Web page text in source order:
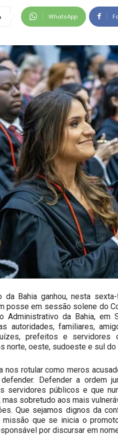
WhatsApp
da Bahia ganhou, nesta
posse em sessão solene do
Administrativo da Bahia,
autoridades, familiares,
prefeitos e servidores
norte, oeste, sudoeste e sul do
nos rotular como meros
Defender a ordem
servidores públicos e que
sobretudo aos mais
Que sejamos dignos da
missão que se inicia o
por discursar em